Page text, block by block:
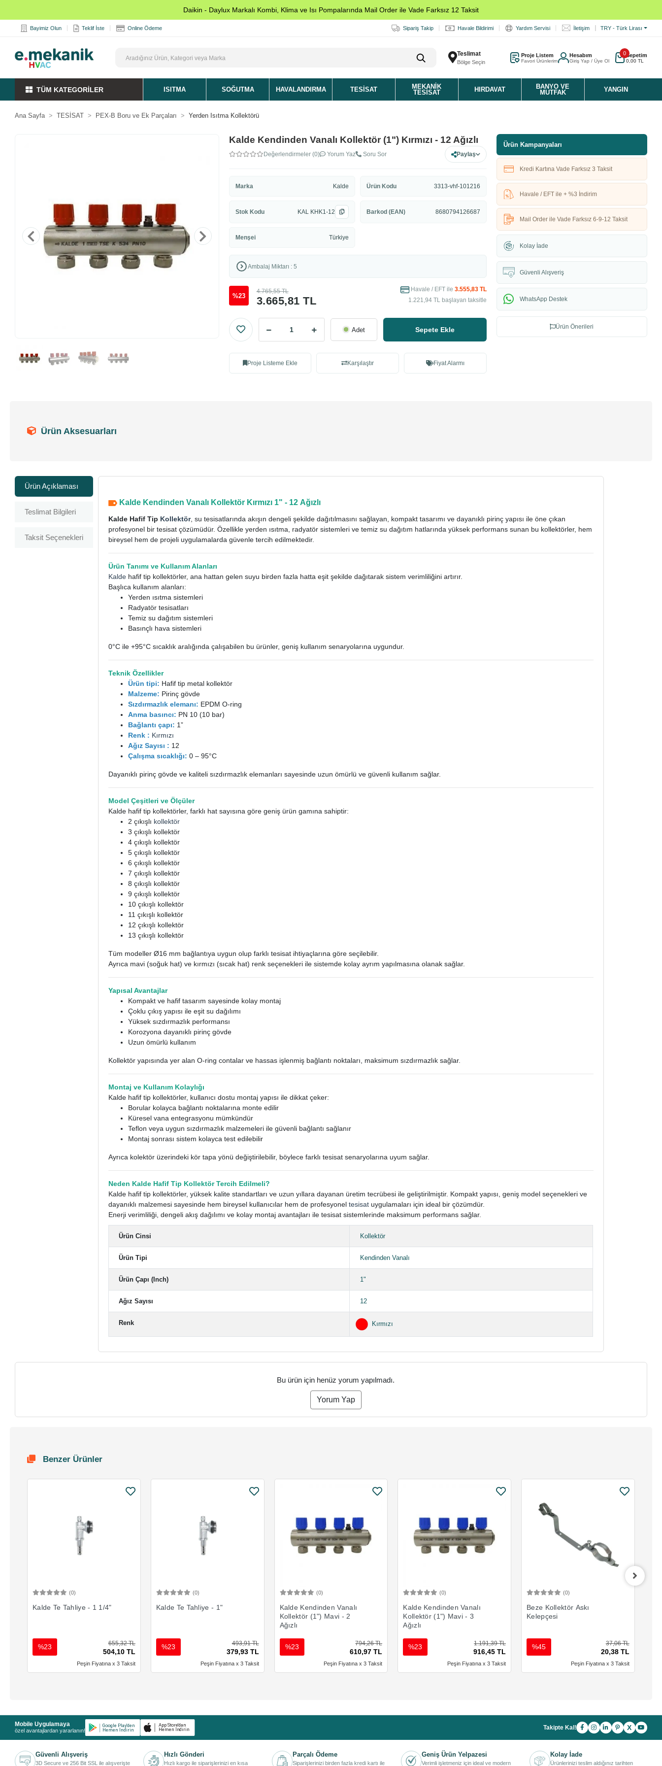
Daikin - Daylux Markalı Kombi, Klima ve Isı Pompalarında Mail Order ile Vade Farksız 12 Taksit
Bayimiz Olun Teklif İste Online Ödeme Sipariş Takip Havale Bildirimi Yardım Servisi İletişim TRY - Türk Lirası
Teslimat
Bölge Seçin
Proje Listem
Favori Ürünlerim
Hesabım
Giriş Yap / Üye Ol
0Sepetim
0,00 TL
TÜM KATEGORİLER ISITMA SOĞUTMA HAVALANDIRMA TESISAT
MEKANIK
TESISAT
HIRDAVAT
BANYO VE
MUTFAK
YANGIN
Ana Sayfa TESİSAT PEX-B Boru ve Ek Parçaları Yerden Isıtma Kollektörü
Kalde Kendinden Vanalı Kollektör (1") Kırmızı - 12 Ağızlı
Değerlendirmeler (0) Yorum Yaz Soru Sor Paylaş
Marka Kalde Ürün Kodu 3313-vhf-101216
Stok Kodu KAL KHK1-12 Barkod (EAN) 8680794126687
Menşei Türkiye
Ambalaj Miktarı : 5
%23 3.665,81 TL
4.765,55 TL Havale / EFT ile 3.555,83 TL
1.221,94 TL başlayan taksitle
Adet Sepete Ekle
Proje Listeme Ekle Karşılaştır Fiyat Alarmı
Ürün Kampanyaları
Kredi Kartına Vade Farksız 3 Taksit
Havale / EFT ile + %3 İndirim
Mail Order ile Vade Farksız 6-9-12 Taksit
Kolay İade
Güvenli Alışveriş
WhatsApp Destek
Ürün Önerileri
Ürün Aksesuarları
Ürün Açıklaması
Teslimat Bilgileri
Taksit Seçenekleri
Kalde Kendinden Vanalı Kollektör Kırmızı 1" - 12 Ağızlı
Kalde Hafif Tip Kollektör, su tesisatlarında akışın dengeli şekilde dağıtılmasını sağlayan, kompakt tasarımı ve dayanıklı pirinç yapısı ile öne çıkan
profesyonel bir tesisat çözümüdür. Özellikle yerden ısıtma, radyatör sistemleri ve temiz su dağıtım hatlarında yüksek performans sunan bu kollektörler, hem
bireysel hem de projeli uygulamalarda güvenle tercih edilmektedir.
Ürün Tanımı ve Kullanım Alanları
Kalde hafif tip kollektörler, ana hattan gelen suyu birden fazla hatta eşit şekilde dağıtarak sistem verimliliğini artırır.
Başlıca kullanım alanları:
Yerden ısıtma sistemleri
Radyatör tesisatları
Temiz su dağıtım sistemleri
Basınçlı hava sistemleri
0°C ile +95°C sıcaklık aralığında çalışabilen bu ürünler, geniş kullanım senaryolarına uygundur.
Teknik Özellikler
Ürün tipi: Hafif tip metal kollektör
Malzeme: Pirinç gövde
Sızdırmazlık elemanı: EPDM O-ring
Anma basıncı: PN 10 (10 bar)
Bağlantı çapı: 1”
Renk : Kırmızı
Ağız Sayısı : 12
Çalışma sıcaklığı: 0 – 95°C
Dayanıklı pirinç gövde ve kaliteli sızdırmazlık elemanları sayesinde uzun ömürlü ve güvenli kullanım sağlar.
Model Çeşitleri ve Ölçüler
Kalde hafif tip kollektörler, farklı hat sayısına göre geniş ürün gamına sahiptir:
2 çıkışlı kollektör
3 çıkışlı kollektör
4 çıkışlı kollektör
5 çıkışlı kollektör
6 çıkışlı kollektör
7 çıkışlı kollektör
8 çıkışlı kollektör
9 çıkışlı kollektör
10 çıkışlı kollektör
11 çıkışlı kollektör
12 çıkışlı kollektör
13 çıkışlı kollektör
Tüm modeller Ø16 mm bağlantıya uygun olup farklı tesisat ihtiyaçlarına göre seçilebilir.
Ayrıca mavi (soğuk hat) ve kırmızı (sıcak hat) renk seçenekleri ile sistemde kolay ayrım yapılmasına olanak sağlar.
Yapısal Avantajlar
Kompakt ve hafif tasarım sayesinde kolay montaj
Çoklu çıkış yapısı ile eşit su dağılımı
Yüksek sızdırmazlık performansı
Korozyona dayanıklı pirinç gövde
Uzun ömürlü kullanım
Kollektör yapısında yer alan O-ring contalar ve hassas işlenmiş bağlantı noktaları, maksimum sızdırmazlık sağlar.
Montaj ve Kullanım Kolaylığı
Kalde hafif tip kollektörler, kullanıcı dostu montaj yapısı ile dikkat çeker:
Borular kolayca bağlantı noktalarına monte edilir
Küresel vana entegrasyonu mümkündür
Teflon veya uygun sızdırmazlık malzemeleri ile güvenli bağlantı sağlanır
Montaj sonrası sistem kolayca test edilebilir
Ayrıca kolektör üzerindeki kör tapa yönü değiştirilebilir, böylece farklı tesisat senaryolarına uyum sağlar.
Neden Kalde Hafif Tip Kollektör Tercih Edilmeli?
Kalde hafif tip kollektörler, yüksek kalite standartları ve uzun yıllara dayanan üretim tecrübesi ile geliştirilmiştir. Kompakt yapısı, geniş model seçenekleri ve
dayanıklı malzemesi sayesinde hem bireysel kullanıcılar hem de profesyoneltesisat uygulamaları için ideal bir çözümdür.
Enerji verimliliği, dengeli akış dağılımı ve kolay montaj avantajları ile tesisat sistemlerinde maksimum performans sağlar.
Ürün Cinsi Kollektör
Ürün Tipi Kendinden Vanalı
Ürün Çapı (Inch) 1"
Ağız Sayısı 12
Renk Kırmızı
Bu ürün için henüz yorum yapılmadı.
Yorum Yap
Benzer Ürünler
(0)
Kalde Te Tahliye - 1 1/4"
655,32 TL
504,10 TL
%23
Peşin Fiyatına x 3 Taksit
(0)
Kalde Te Tahliye - 1"
493,91 TL
379,93 TL
%23
Peşin Fiyatına x 3 Taksit
(0)
Kalde Kendinden Vanalı
Kollektör (1") Mavi - 2
Ağızlı
794,26 TL
610,97 TL
%23
Peşin Fiyatına x 3 Taksit
(0)
Kalde Kendinden Vanalı
Kollektör (1") Mavi - 3
Ağızlı
1.191,39 TL
916,45 TL
%23
Peşin Fiyatına x 3 Taksit
(0)
Beze Kollektör Askı
Kelepçesi
37,06 TL
20,38 TL
%45
Peşin Fiyatına x 3 Taksit
Mobile Uygulamaya
özel avantajlardan yararlanın! Takipte Kal! X
Güvenli Alışveriş
3D Secure ve 256 Bit SSL ile alışverişte
Hızlı Gönderi
Hızlı kargo ile siparişlerinizi en kısa
Parçalı Ödeme
Siparişlerinizi birden fazla kredi kartı ile
Geniş Ürün Yelpazesi
Verimli işletmeniz için ideal ve modern
Kolay İade
Ürünlerinizi teslim aldığınız tarihten